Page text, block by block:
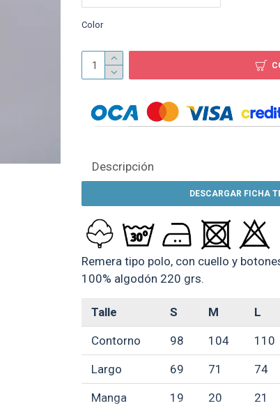
Color
Descripción
DESCARGAR FICHA
Remera tipo polo, con cuello y
100% algodón 220 grs.
Talle S M L
Contorno 98 104 110
Largo 69 71 74
Manga 19 20 21